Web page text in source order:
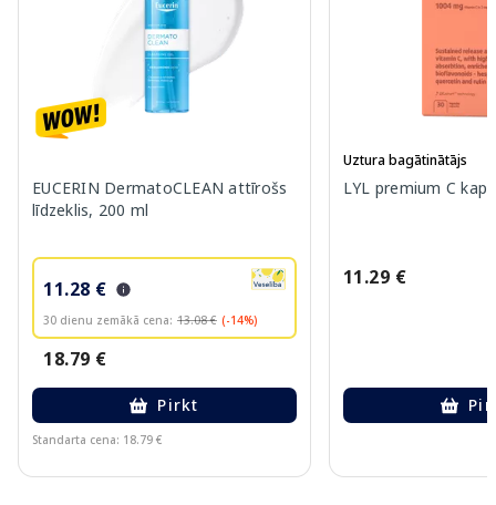
EUCERIN DermatoCLEAN attīrošs
līdzeklis, 200 ml
11.28 €
30 dienu zemākā cena: 13.08 € (-14%)
18.79 €
Pirkt
Standarta cena: 18.79 €
Uztura bagātinātājs
LYL premium C
11.29 €